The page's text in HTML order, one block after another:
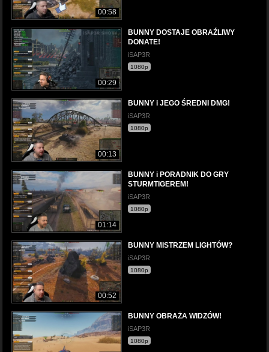
00:58
00:29
BUNNY DOSTAJE OBRAŹLIWY
DONATE!
iSAP3R
1080p
00:13
BUNNY i JEGO ŚREDNI DMG!
iSAP3R
1080p
01:14
BUNNY i PORADNIK DO GRY
STURMTIGEREM!
iSAP3R
1080p
00:52
BUNNY MISTRZEM LIGHTÓW?
iSAP3R
1080p
BUNNY OBRAŻA WIDZÓW!
iSAP3R
1080p